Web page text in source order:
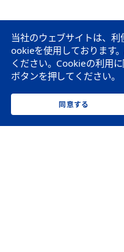
当社のウェブサイトは、
ookieを使用しております。
ください。 Cookieの利用に
ボタンを押してください。
同意する